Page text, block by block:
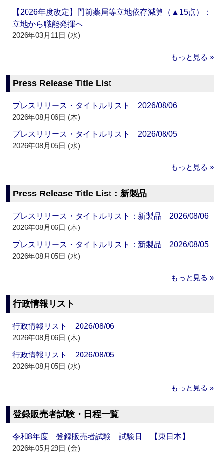
【2026年度改定】門前薬局等立地依存減算（▲15点）：
立地から職能発揮へ
2026年03月11日 (水)
もっと見る »
Press Release Title List
プレスリリース・タイトルリスト 2026/08/06
2026年08月06日 (木)
プレスリリース・タイトルリスト 2026/08/05
2026年08月05日 (水)
もっと見る »
Press Release Title List：新製品
プレスリリース・タイトルリスト：新製品 2026/08/06
2026年08月06日 (木)
プレスリリース・タイトルリスト：新製品 2026/08/05
2026年08月05日 (水)
もっと見る »
行政情報リスト
行政情報リスト 2026/08/06
2026年08月06日 (木)
行政情報リスト 2026/08/05
2026年08月05日 (水)
もっと見る »
登録販売者試験・日程一覧
令和8年度 登録販売者試験 試験日 【東日本】
2026年05月29日 (金)